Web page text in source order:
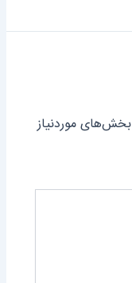
بخش‌های موردنیاز